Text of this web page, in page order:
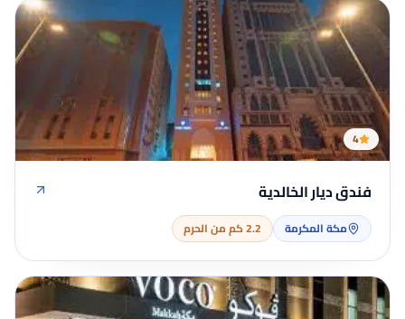
4
فندق ديار الخالدية
مكة المكرمة 2.2 كم من الحرم